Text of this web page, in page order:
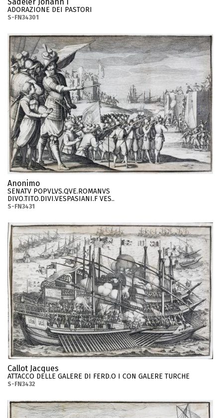
Sadeler Johann I
ADORAZIONE DEI PASTORI
S-FN34301
Anonimo
SENATV POPVLVS.QVE.ROMANVS
DIVO.TITO.DIVI.VESPASIANI.F VES..
S-FN3431
Callot Jacques
ATTACCO DELLE GALERE DI FERD.O I CON GALERE TURCHE
S-FN3432